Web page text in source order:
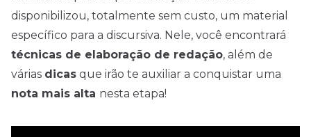
disponibilizou, totalmente sem custo, um material
específico para a discursiva. Nele, você encontrará
técnicas de elaboração de redação, além de
várias dicas que irão te auxiliar a conquistar uma
nota mais alta nesta etapa!